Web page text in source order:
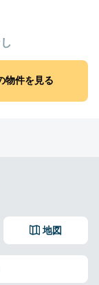
物件を見る
地図